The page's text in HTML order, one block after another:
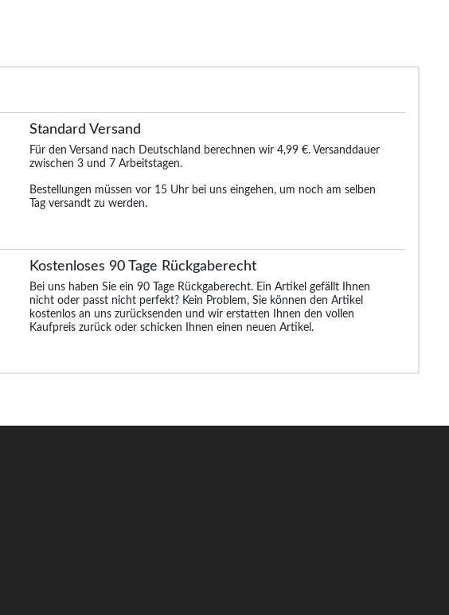
StandardVersand
Für den Versand nach Deutschland berechnen wir 4,99 €. Versanddauer
zwischen 3 und 7 Arbeitstagen.
Bestellungen müssen vor 15 Uhr bei uns eingehen, um noch am selben
Tag versandt zu werden.
Kostenloses 90 Tage Rückgaberecht
Bei uns haben Sie ein 90 Tage Rückgaberecht. Ein Artikel gefällt Ihnen
nicht oder passt nicht perfekt? Kein Problem, Sie können den Artikel
kostenlos an uns zurücksenden und wir erstatten Ihnen den vollen
Kaufpreis zurück oder schicken Ihnen einen neuen Artikel.
Cargohose Marineblau
Bigdude 4-Wege-
Stretch-Cargohose
Schwarz
Anzughose Pierlo
Schwarz